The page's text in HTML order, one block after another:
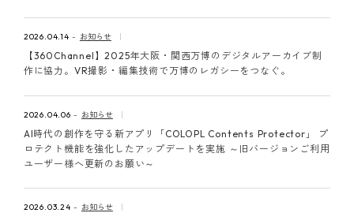
2026.04.14 お知らせ
【360Channel】2025年大阪・関西万博のデジタルアーカイブ制
作に協力。VR撮影・編集技術で万博のレガシーをつなぐ。
2026.04.06 お知らせ
AI時代の創作を守る新アプリ「COLOPL Contents Protector」 プ
ロテクト機能を強化したアップデートを実施 ～旧バージョンご利用
ユーザー様へ更新のお願い～
2026.03.24 お知らせ